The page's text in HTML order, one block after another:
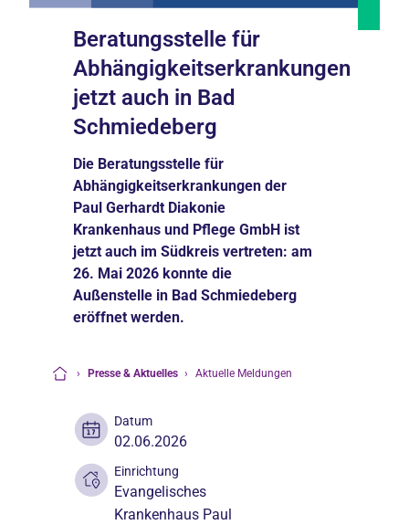
Beratungsstelle für
Abhängigkeitserkrankungen
jetzt auch in Bad
Schmiedeberg
Die Beratungsstelle für
Abhängigkeitserkrankungen der
Paul Gerhardt Diakonie
Krankenhaus und Pflege GmbH ist
jetzt auch im Südkreis vertreten: am
26. Mai 2026 konnte die
Außenstelle in Bad Schmiedeberg
eröffnet werden.
› Presse & Aktuelles › Aktuelle Meldungen
Datum
02.06.2026
Einrichtung
Evangelisches
Krankenhaus Paul